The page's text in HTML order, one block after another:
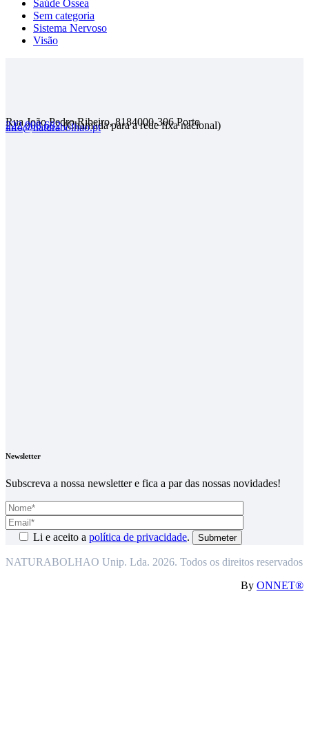
Saúde Óssea
Sem categoria
Sistema Nervoso
Visão
Rua João Pedro Ribeiro, 8184000-306 Porto
222 008 682(Chamada para a rede fixa nacional)
info@naturabolhao.pt
Newsletter
Subscreva a nossa newsletter e fica a par das nossas novidades!
Li e aceito a política de privacidade.
NATURABOLHAO Unip. Lda. 2026. Todos os direitos reservados
By ONNET®